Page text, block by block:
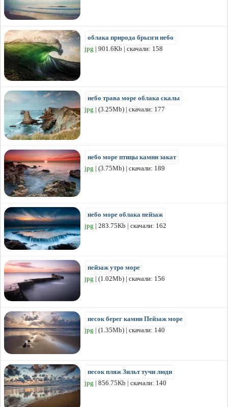
облака природа брызги небо
jpg | 901.6Kb | скачали: 158
небо трава море облака скалы
jpg | (3.25Mb) | скачали: 177
небо море птицы камни закат
jpg | (3.75Mb) | скачали: 189
небо море облака пейзаж
jpg | 283.75Kb | скачали: 162
пейзаж утро море
jpg | (1.02Mb) | скачали: 156
песок берег камни Пейзаж море
jpg | (1.35Mb) | скачали: 140
песок пляж Зильт тучи люди
jpg | 856.75Kb | скачали: 140